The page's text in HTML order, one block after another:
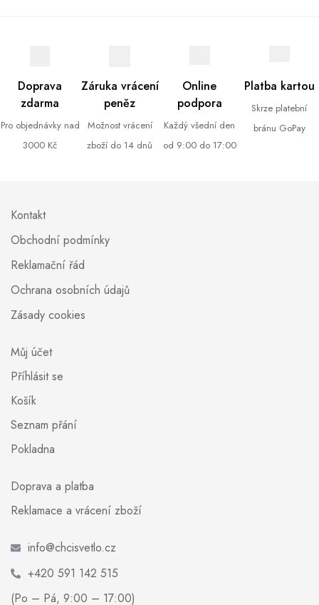
Doprava
zdarma
Pro objednávky nad
3000 Kč
Záruka vrácení
peněz
Možnost vrácení
zboží do 14 dnů
Online
podpora
Každý všední den
od 9:00 do 17:00
Platba kartou
Skrze platební
bránu GoPay
Kontakt
Obchodní podmínky
Reklamační řád
Ochrana osobních údajů
Zásady cookies
Můj účet
Příhlásit se
Košík
Seznam přání
Pokladna
Doprava a platba
Reklamace a vrácení zboží
info@chcisvetlo.cz
+420 591 142 515
(Po – Pá, 9:00 – 17:00)